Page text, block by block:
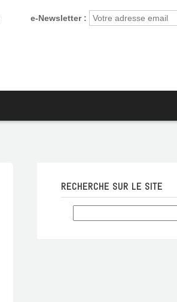
e-Newsletter :
RECHERCHE SUR LE SITE